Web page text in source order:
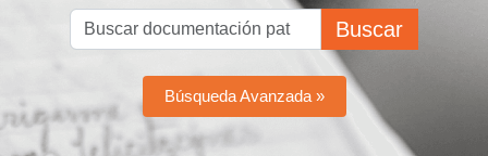
Buscar
Búsqueda Avanzada »